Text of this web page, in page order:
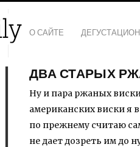
О САЙТЕ
ДВА СТАРЫХ
Ну и пара ржаных
американских виски я
по прежнему считаю
не дает дозреть им до